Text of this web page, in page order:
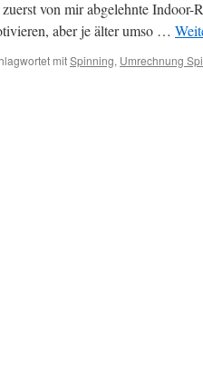
von mir abgelehnte
aber je älter umso …
mitSpinning, Umrechnung